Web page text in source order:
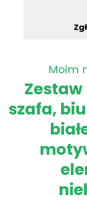
Moim
Zestaw
szafa,